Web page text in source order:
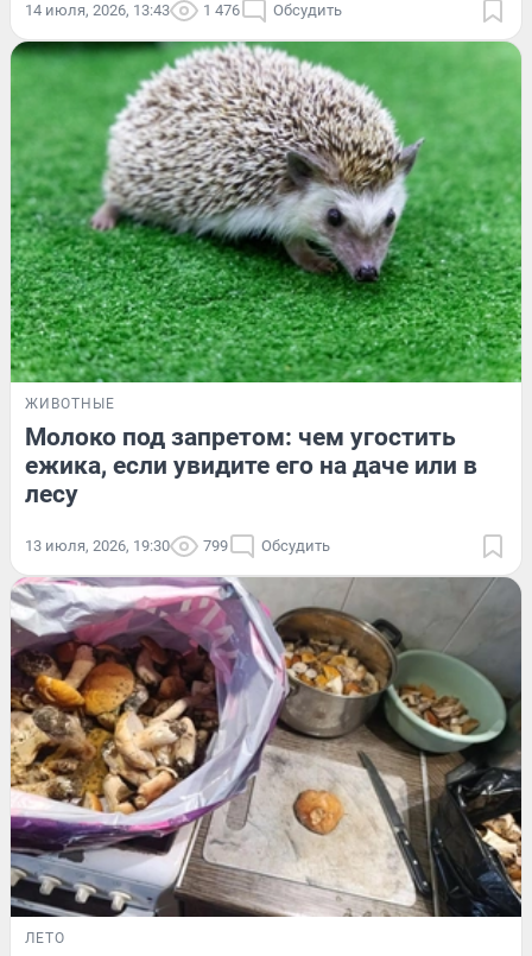
14 июля, 2026, 13:43 1 476 Обсудить
ЖИВОТНЫЕ
Молоко под запретом: чем угостить
ежика, если увидите его на даче или в
лесу
13 июля, 2026, 19:30 799 Обсудить
ЛЕТО